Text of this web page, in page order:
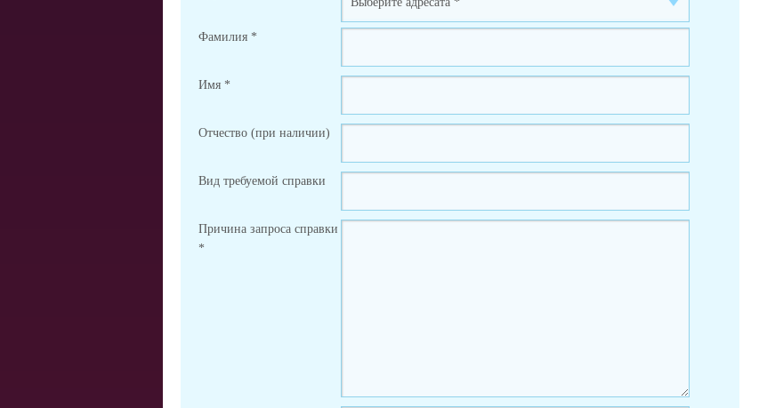
Фамилия *
Имя *
Отчество (при наличии)
Вид требуемой справки
Причина запроса справки
*